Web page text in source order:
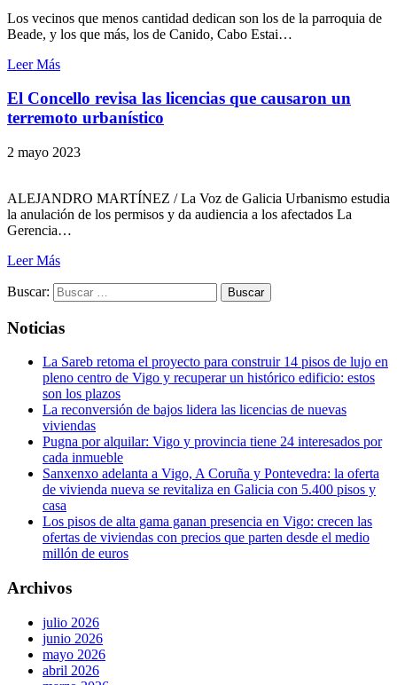
Los vecinos que menos cantidad dedican son los de la parroquia de
Beade, y los que más, los de Canido, Cabo Estai…
Leer Más
El Concello revisa las licencias que causaron un
terremoto urbanístico
2 mayo 2023
ALEJANDRO MARTÍNEZ / La Voz de Galicia Urbanismo estudia
la anulación de los permisos y da audiencia a los afectados La
Gerencia…
Leer Más
Buscar:
Noticias
La Sareb retoma el proyecto para construir 14 pisos de lujo en
pleno centro de Vigo y recuperar un histórico edificio: estos
son los plazos
La reconversión de bajos lidera las licencias de nuevas
viviendas
Pugna por alquilar: Vigo y provincia tiene 24 interesados por
cada inmueble
Sanxenxo adelanta a Vigo, A Coruña y Pontevedra: la oferta
de vivienda nueva se revitaliza en Galicia con 5.400 pisos y
casa
Los pisos de alta gama ganan presencia en Vigo: crecen las
ofertas de viviendas con precios que parten desde el medio
millón de euros
Archivos
julio 2026
junio 2026
mayo 2026
abril 2026